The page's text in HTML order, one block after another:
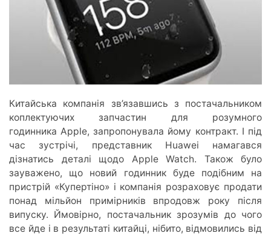
Китайська компанія зв’язавшись з постачальником
коплектуючих запчастин для розумного
годинника Apple, запропонувала йому контракт. І під
час зустрічі, представник Huawei намагався
дізнатись деталі щодо Apple Watch. Також було
зауважено, що новий годинник буде подібним на
пристрій «Купертіно» і компанія розраховує продати
понад мільйон примірників впродовж року після
випуску. Ймовірно, постачальник зрозумів до чого
все йде і в результаті китайці, нібито, відмовились від